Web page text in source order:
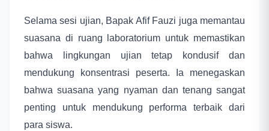
Selama sesi ujian, Bapak Afif Fauzi juga memantau
suasana di ruang laboratorium untuk memastikan
bahwa lingkungan ujian tetap kondusif dan
mendukung konsentrasi peserta. Ia menegaskan
bahwa suasana yang nyaman dan tenang sangat
penting untuk mendukung performa terbaik dari
para siswa.